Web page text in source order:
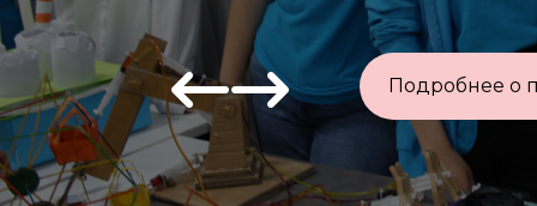
Подробнее о
PreviousNext